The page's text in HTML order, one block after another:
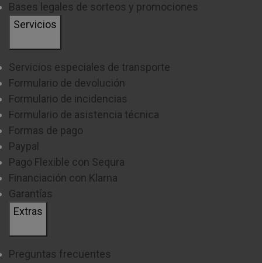
Bases legales de sorteos y promociones
Servicios
Servicios especiales de transporte
Formulario de devolución
Formulario de incidencias
Formulario de asistencia técnica
Formas de pago
Paypal
Pago Flexible con Sequra
Financiación con Klarna
Garantías
Extras
Preguntas frecuentes